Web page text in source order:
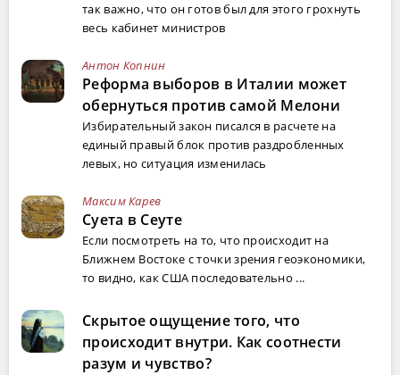
так важно, что он готов был для этого грохнуть
весь кабинет министров
Антон Копнин
Реформа выборов в Италии может
обернуться против самой Мелони
Избирательный закон писался в расчете на
единый правый блок против раздробленных
левых, но ситуация изменилась
Максим Карев
Суета в Сеуте
Если посмотреть на то, что происходит на
Ближнем Востоке с точки зрения геоэкономики,
то видно, как США последовательно ...
Скрытое ощущение того, что
происходит внутри. Как соотнести
разум и чувство?